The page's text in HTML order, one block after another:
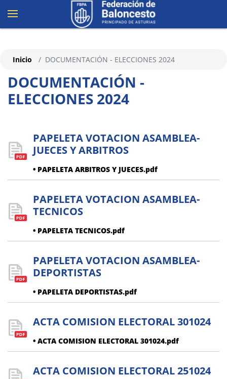
DOCUMENTACIÓN -
ELECCIONES 2024
Inicio DOCUMENTACIÓN - ELECCIONES 2024
PAPELETA VOTACION ASAMBLEA-
JUECES Y ARBITROS
• PAPELETA ARBITROS Y JUECES.pdf
PAPELETA VOTACION ASAMBLEA-
TECNICOS
• PAPELETA TECNICOS.pdf
PAPELETA VOTACION ASAMBLEA-
DEPORTISTAS
• PAPELETA DEPORTISTAS.pdf
ACTA COMISION ELECTORAL 301024
• ACTA COMISION ELECTORAL 301024.pdf
ACTA COMISION ELECTORAL 251024